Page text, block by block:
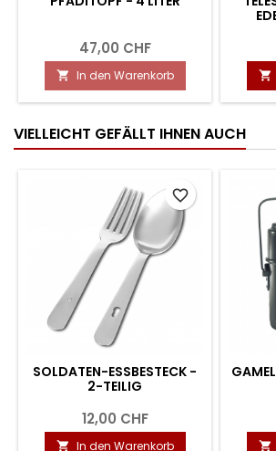
47,00 CHF
 In den Warenkorb 
VIELLEICHT GEFÄLLT IHNEN AUCH
SOLDATEN-ESSBESTECK -
2-TEILIG
12,00 CHF
 In den Warenkorb
favorite_border
